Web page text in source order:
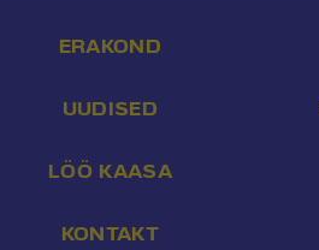
ERAKOND
UUDISED
LÖÖ KAASA
KONTAKT